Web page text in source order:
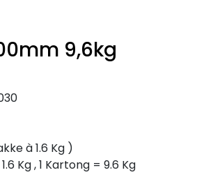
9,6kg
à 1.6 Kg )
Kg , 1 Kartong = 9.6 Kg